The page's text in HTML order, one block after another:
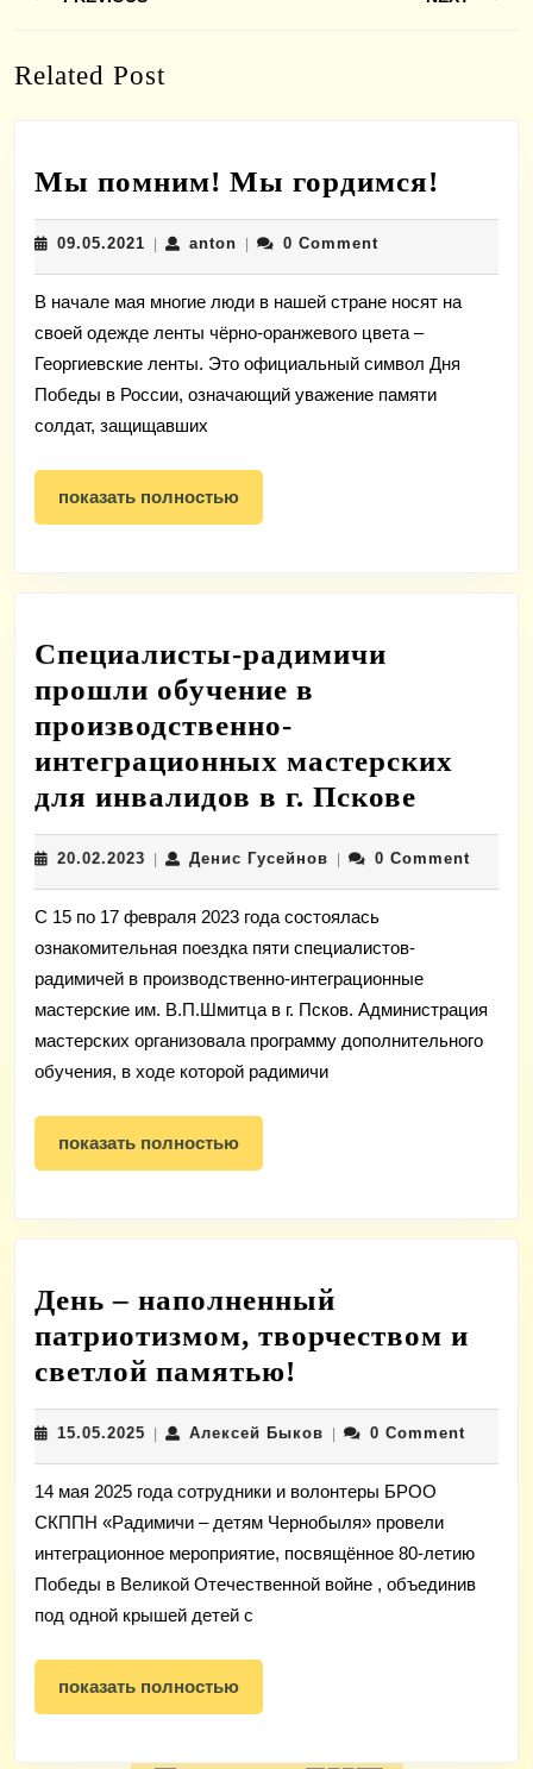
post:
Related Post
Мы помним! Мы гордимся!
09.05.2021 09.05.2021
antonanton 0 Comment
В начале мая многие люди в нашей стране носят на
своей одежде ленты чёрно-оранжевого цвета –
Георгиевские ленты. Это официальный символ Дня
Победы в России, означающий уважение памяти
солдат, защищавших
показать полностьюпоказать
полностью
Специалисты-радимичи
прошли обучение в
производственно-
интеграционных мастерских
для инвалидов в г. Пскове
прошли
Пскове
20.02.2023 20.02.2023
Денис ГусейновДенис0 Comment
С 15 по 17 февраля 2023 года состоялась
ознакомительная поездка пяти специалистов-
радимичей в производственно-интеграционные
мастерские им. В.П.Шмитца в г. Псков. Администрация
мастерских организовала программу дополнительного
обучения, в ходе которой радимичи
показать полностьюпоказать
полностью
День – наполненный
патриотизмом, творчеством и
светлой памятью!
–
наполненный
патриотизмом,
творчеством
и
светлой
15.05.2025 15.05.2025
Алексей БыковАлексей0 Comment
14 мая 2025 года сотрудники и волонтеры БРОО
СКППН «Радимичи – детям Чернобыля» провели
интеграционное мероприятие, посвящённое 80-летию
Победы в Великой Отечественной войне , объединив
под одной крышей детей с
показать полностьюпоказать
полностью